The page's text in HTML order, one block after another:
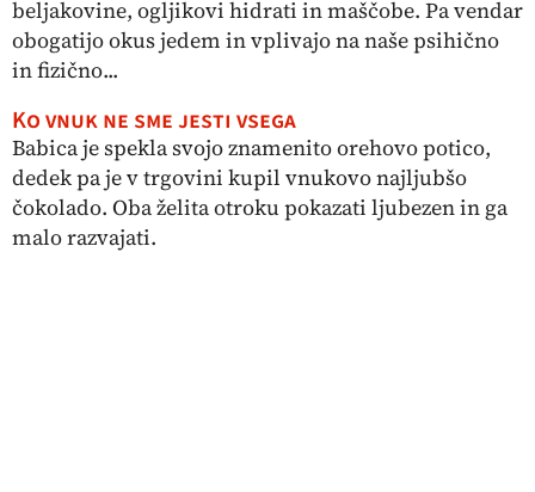
beljakovine, ogljikovi hidrati in maščobe. Pa vendar
obogatijo okus jedem in vplivajo na naše psihično
in fizično...
Ko vnuk ne sme jesti vsega
Babica je spekla svojo znamenito orehovo potico,
dedek pa je v trgovini kupil vnukovo najljubšo
čokolado. Oba želita otroku pokazati ljubezen in ga
malo razvajati.